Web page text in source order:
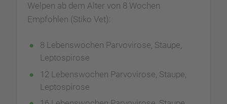
Welpen ab dem Alter von 8 Wochen
Empfohlen (Stiko Vet):
8 Lebenswochen Parvovirose, Staupe,
Leptospirose
12 Lebenswochen Parvovirose, Staupe,
Leptospirose